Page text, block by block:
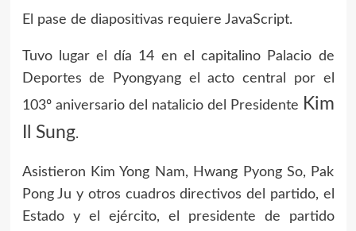
El pase de diapositivas requiere JavaScript.
Tuvo lugar el día 14 en el capitalino Palacio de
Deportes de Pyongyang el acto central por el
103º aniversario del natalicio del Presidente Kim
Il Sung.
Asistieron Kim Yong Nam, Hwang Pyong So, Pak
Pong Ju y otros cuadros directivos del partido, el
Estado y el ejército, el presidente de partido